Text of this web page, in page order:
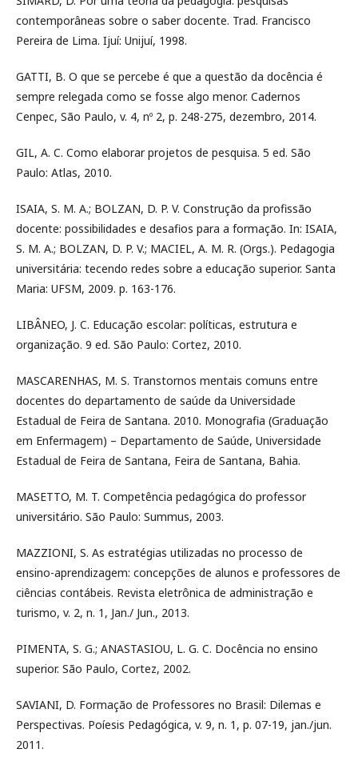
contemporâneas sobre o saber docente. Trad. Francisco
Pereira de Lima. Ijuí: Unijuí, 1998.
GATTI, B. O que se percebe é que a questão da docência é
sempre relegada como se fosse algo menor. Cadernos
Cenpec, São Paulo, v. 4, nº 2, p. 248-275, dezembro, 2014.
GIL, A. C. Como elaborar projetos de pesquisa. 5 ed. São
Paulo: Atlas, 2010.
ISAIA, S. M. A.; BOLZAN, D. P. V. Construção da profissão
docente: possibilidades e desafios para a formação. In: ISAIA,
S. M. A.; BOLZAN, D. P. V.; MACIEL, A. M. R. (Orgs.). Pedagogia
universitária: tecendo redes sobre a educação superior. Santa
Maria: UFSM, 2009. p. 163-176.
LIBÂNEO, J. C. Educação escolar: políticas, estrutura e
organização. 9 ed. São Paulo: Cortez, 2010.
MASCARENHAS, M. S. Transtornos mentais comuns entre
docentes do departamento de saúde da Universidade
Estadual de Feira de Santana. 2010. Monografia (Graduação
em Enfermagem) – Departamento de Saúde, Universidade
Estadual de Feira de Santana, Feira de Santana, Bahia.
MASETTO, M. T. Competência pedagógica do professor
universitário. São Paulo: Summus, 2003.
MAZZIONI, S. As estratégias utilizadas no processo de
ensino-aprendizagem: concepções de alunos e professores de
ciências contábeis. Revista eletrônica de administração e
turismo, v. 2, n. 1, Jan./ Jun., 2013.
PIMENTA, S. G.; ANASTASIOU, L. G. C. Docência no ensino
superior. São Paulo, Cortez, 2002.
SAVIANI, D. Formação de Professores no Brasil: Dilemas e
Perspectivas. Poíesis Pedagógica, v. 9, n. 1, p. 07-19, jan./jun.
2011.